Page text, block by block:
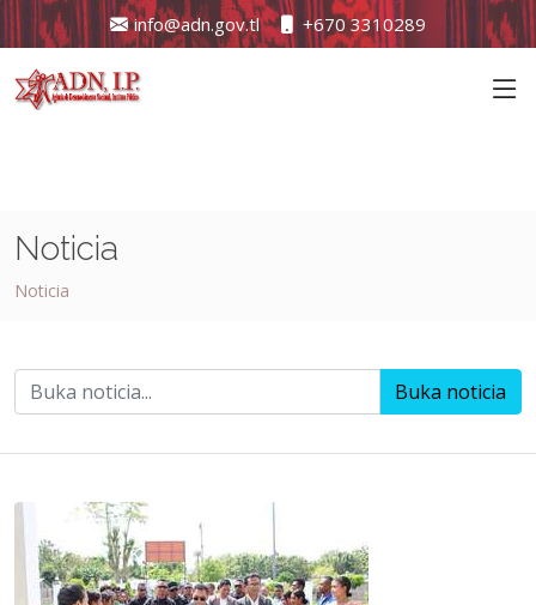
info@adn.gov.tl +670 3310289
Noticia
Noticia
Buka noticia